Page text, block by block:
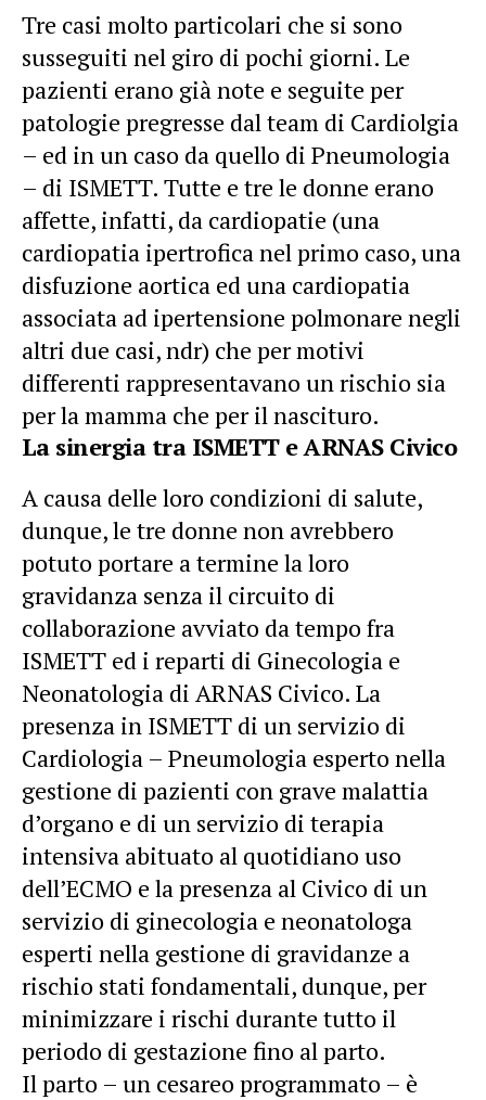
Tre casi molto particolari che si sono
susseguiti nel giro di pochi giorni. Le
pazienti erano già note e seguite per
patologie pregresse dal team di Cardiolgia
– ed in un caso da quello di Pneumologia
– di ISMETT. Tutte e tre le donne erano
affette, infatti, da cardiopatie (una
cardiopatia ipertrofica nel primo caso, una
disfuzione aortica ed una cardiopatia
associata ad ipertensione polmonare negli
altri due casi, ndr) che per motivi
differenti rappresentavano un rischio sia
per la mamma che per il nascituro.
La sinergia tra ISMETT e ARNAS Civico
A causa delle loro condizioni di salute,
dunque, le tre donne non avrebbero
potuto portare a termine la loro
gravidanza senza il circuito di
collaborazione avviato da tempo fra
ISMETT ed i reparti di Ginecologia e
Neonatologia di ARNAS Civico. La
presenza in ISMETT di un servizio di
Cardiologia – Pneumologia esperto nella
gestione di pazienti con grave malattia
d’organo e di un servizio di terapia
intensiva abituato al quotidiano uso
dell’ECMO e la presenza al Civico di un
servizio di ginecologia e neonatologa
esperti nella gestione di gravidanze a
rischio stati fondamentali, dunque, per
minimizzare i rischi durante tutto il
periodo di gestazione fino al parto.
Il parto – un cesareo programmato – è